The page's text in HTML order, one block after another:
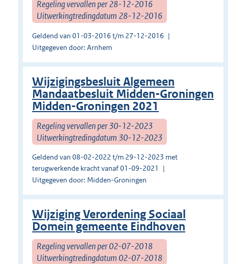
Regeling vervallen per 28-12-2016
Uitwerkingtredingdatum 28-12-2016
Geldend van 01-03-2016 t/m 27-12-2016
Uitgegeven door: Arnhem
Wijzigingsbesluit Algemeen
Mandaatbesluit Midden-Groningen
Midden-Groningen 2021
Regeling vervallen per 30-12-2023
Uitwerkingtredingdatum 30-12-2023
Geldend van 08-02-2022 t/m 29-12-2023 met
terugwerkende kracht vanaf 01-09-2021
Uitgegeven door: Midden-Groningen
Wijziging Verordening Sociaal
Domein gemeente Eindhoven
Regeling vervallen per 02-07-2018
Uitwerkingtredingdatum 02-07-2018